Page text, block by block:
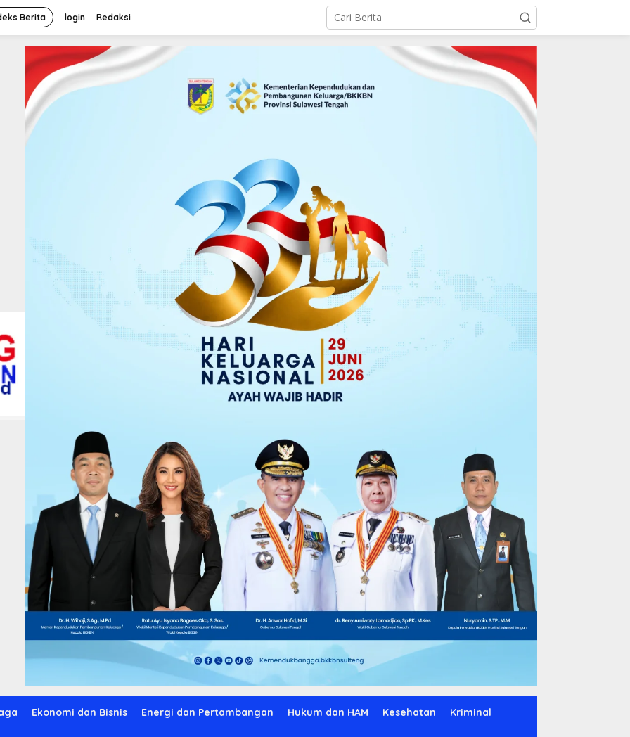
Berita login Redaksi
Ekonomi dan Bisnis Energi dan Pertambangan Hukum dan HAM Kesehatan Kriminal